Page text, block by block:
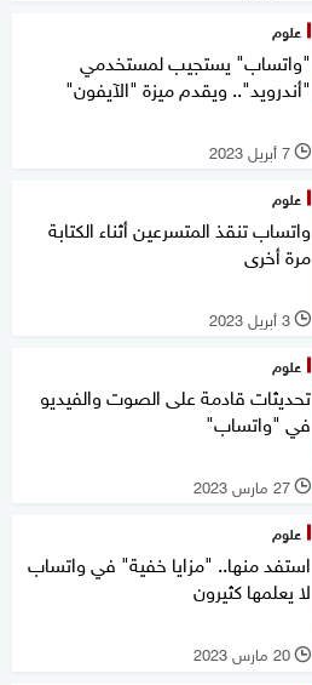
علوم
"واتساب" يستجيب لمستخدمي
"أندرويد".. ويقدم ميزة "الآيفون"
l 7 أبريل 2023
علوم
واتساب تنقذ المتسرعين أثناء الكتابة
مرة أخرى
l 3 أبريل 2023
علوم
تحديثات قادمة على الصوت والفيديو
في "واتساب"
l 27 مارس 2023
علوم
استفد منها.. "مزايا خفية" في واتساب
لا يعلمها كثيرون
l 20 مارس 2023